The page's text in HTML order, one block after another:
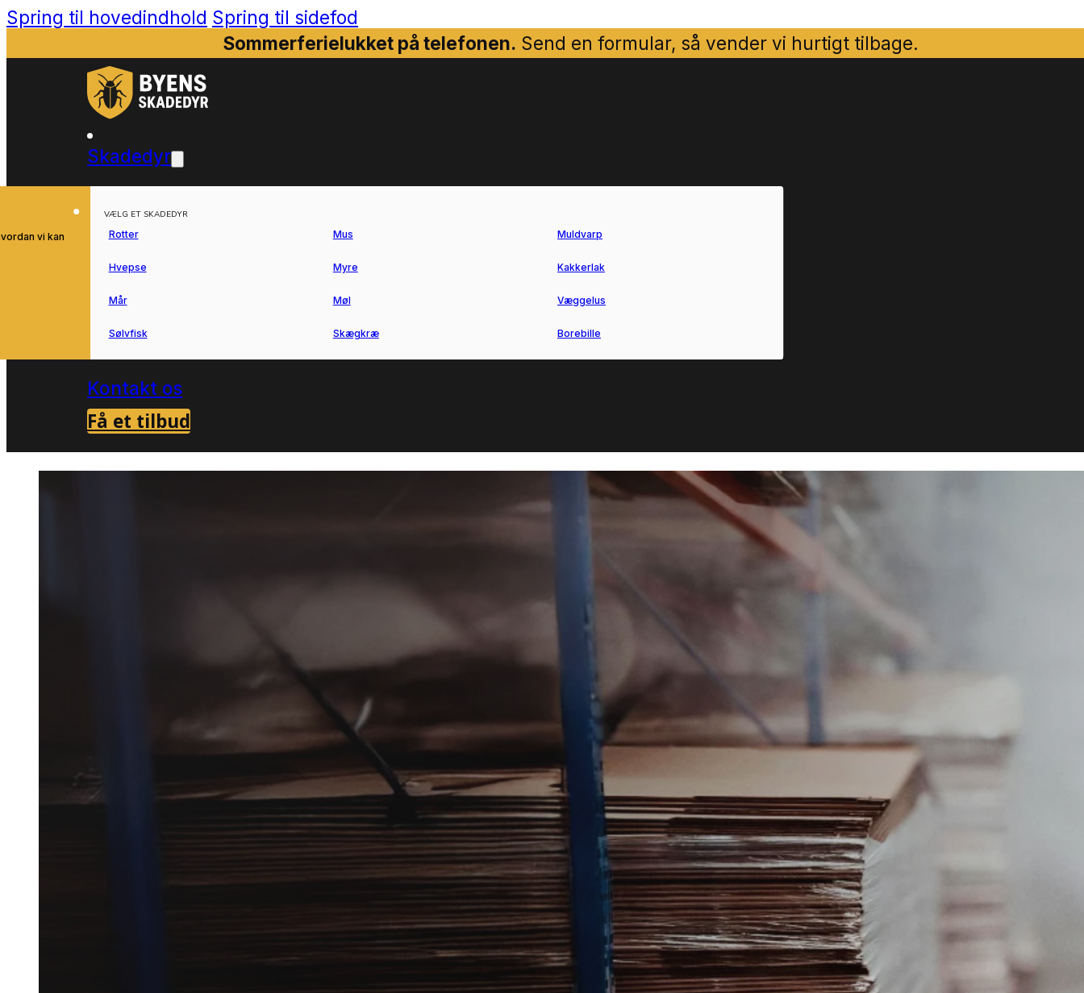
Spring til hovedindhold Spring til sidefod
Sommerferielukket på telefonen. Send en formular, så vender vi hurtigt tilbage.
Skadedyr
vi kan
VÆLG ET SKADEDYR
Rotter Mus Muldvarp
Hvepse Myre Kakkerlak
Mår Møl Væggelus
Sølvfisk Skægkræ Borebille
Kontakt os
Få et tilbud
Bekæmpelse af
borebiller i
Langeskov
Bekæmpelse af borebiller i Langeskov kan være relevant, hvis du ser
Vi forbinder dig med lokale partnere, som kan hjælpe med vurdering og